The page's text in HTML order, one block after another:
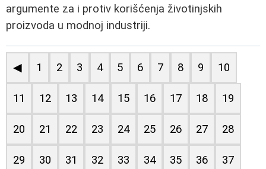
argumente za i protiv korišćenja životinjskih
proizvoda u modnoj industriji.
◀ 1 2 3 4 5 6 7 8 9 10
11 12 13 14 15 16 17 18 19
20 21 22 23 24 25 26 27 28
29 30 31 32 33 34 35 36 37